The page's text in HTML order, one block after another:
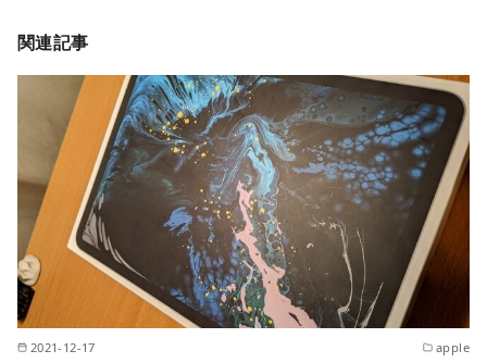
関連記事
2021-12-17 apple